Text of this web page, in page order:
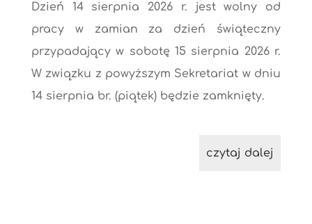
Dzień 14 sierpnia 2026 r. jest wolny od
pracy w zamian za dzień świąteczny
przypadający w sobotę 15 sierpnia 2026 r.
W związku z powyższym Sekretariat w dniu
14 sierpnia br. (piątek) będzie zamknięty.
czytaj dalej